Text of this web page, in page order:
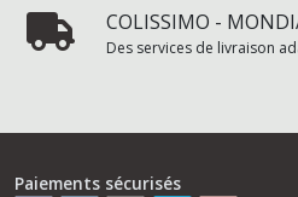
COLISSIMO -
Des services de livraison
Paiements sécurisés